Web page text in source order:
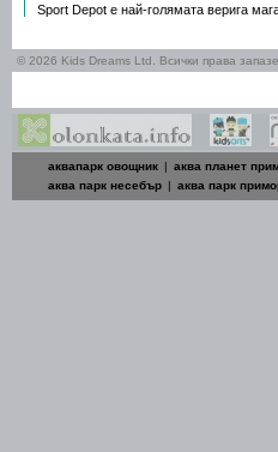
Sport Depot е най-голямата верига
© 2026 Kids Dreams Ltd. Всички права
аквапарк овощник | аква планет
аква парк несебър | аква парк